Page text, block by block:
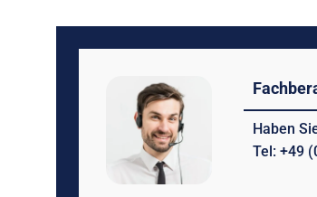
Haben
Tel: +49